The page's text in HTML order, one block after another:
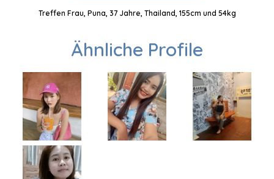
Treffen Frau, Puna, 37 Jahre, Thailand, 155cm und 54kg
Ähnliche Profile